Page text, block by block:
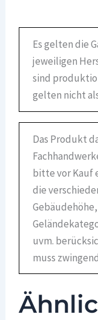
Es gelten die
jeweiligen
sind
gelten nicht
Das Produkt
bitte vor Kauf
die
uvm.
muss